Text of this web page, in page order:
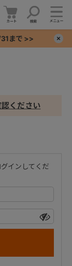
カート 検索 メニュー
まで >>
ください
インしてくだ